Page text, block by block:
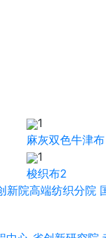
1
麻灰双色牛津布
1
梭织布2
新院高端纺织分院